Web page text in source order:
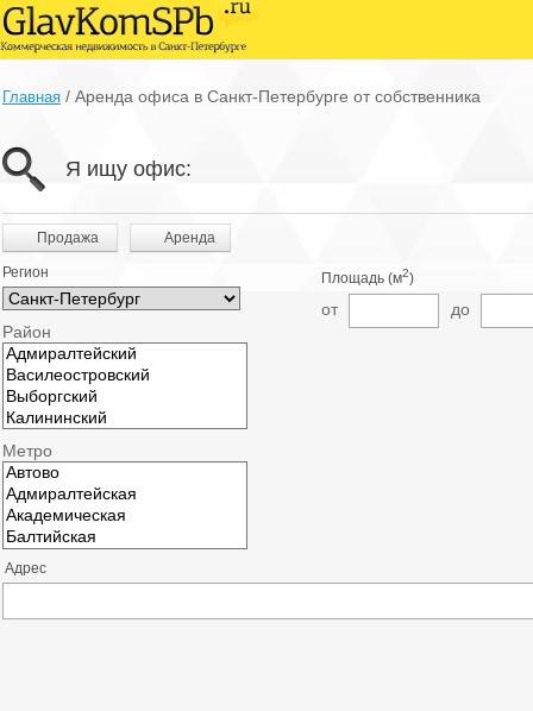
Главная / Аренда офиса в Санкт-Петербурге от собственника
Я ищу офис:
Продажа Аренда
Регион
Район
Метро
Площадь (м2)
от до
Адрес